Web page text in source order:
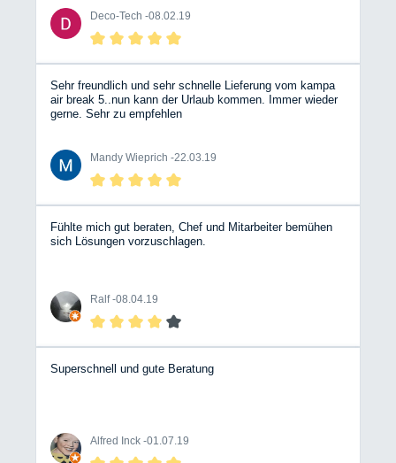
Deco-Tech -08.02.19
Sehr freundlich und sehr schnelle Lieferung vom kampa
air break 5..nun kann der Urlaub kommen. Immer wieder
gerne. Sehr zu empfehlen
Mandy Wieprich -22.03.19
Fühlte mich gut beraten, Chef und Mitarbeiter bemühen
sich Lösungen vorzuschlagen.
Ralf -08.04.19
Superschnell und gute Beratung
Alfred Inck -01.07.19